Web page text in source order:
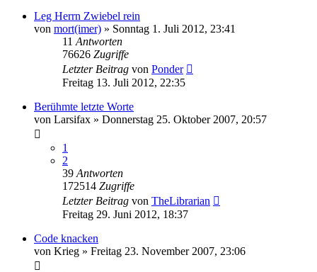
Leg Herrn Zwiebel rein
von mort(imer) » Sonntag 1. Juli 2012, 23:41
11 Antworten
76626 Zugriffe
Letzter Beitrag von Ponder
Freitag 13. Juli 2012, 22:35
Berühmte letzte Worte
von Larsifax » Donnerstag 25. Oktober 2007, 20:57
1
2
39 Antworten
172514 Zugriffe
Letzter Beitrag von TheLibrarian
Freitag 29. Juni 2012, 18:37
Code knacken
von Krieg » Freitag 23. November 2007, 23:06